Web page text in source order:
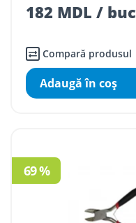
182 MDL / buc
Compară produsul
Adaugă în coş
69 %